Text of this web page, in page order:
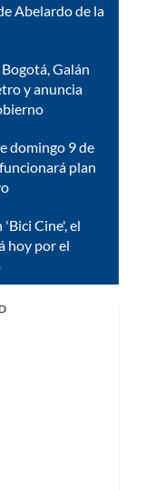
Abelardo de la
Galán
y anuncia
domingo 9 de
plan
Cine', el
hoy por el